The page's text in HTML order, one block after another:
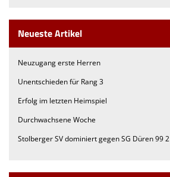
Neueste Artikel
Neuzugang erste Herren
Unentschieden für Rang 3
Erfolg im letzten Heimspiel
Durchwachsene Woche
Stolberger SV dominiert gegen SG Düren 99 2